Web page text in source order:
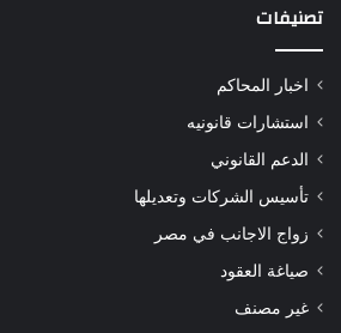
تصنيفات
اخبار المحاكم
استشارات قانونيه
الدعم القانوني
تأسيس الشركات وتعديلها
زواج الاجانب في مصر
صياغة العقود
غير مصنف